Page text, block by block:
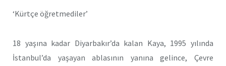
‘Kürtçe öğretmediler’
18 yaşına kadar Diyarbakır’da kalan Kaya, 1995 yılında
İstanbul’da yaşayan ablasının yanına gelince, Çevre